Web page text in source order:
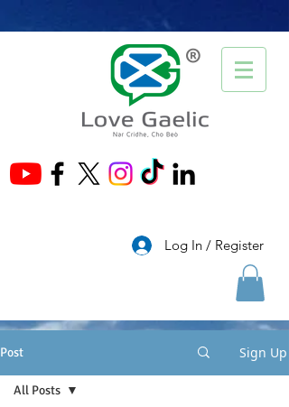
®
Log In / Register
Post Sign Up
All Posts